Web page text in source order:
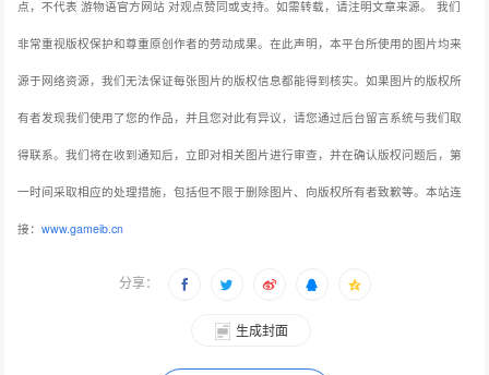
8082audio创始人 徐梧桐
恒星引力副总裁、影视剧策划、制片人王天龙
Nativex 合伙人 黄嘉睿
至此，本届CDEC高峰论坛圆满落幕。与会嘉宾的发言与讨
论，为探索数字娱乐产业高质量发展的新路径提供了宝贵经验